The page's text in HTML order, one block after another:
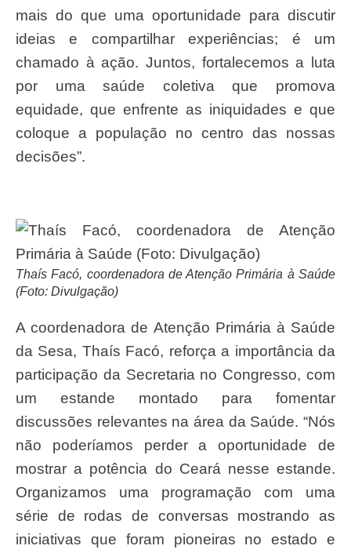
mais do que uma oportunidade para discutir
ideias e compartilhar experiências; é um
chamado à ação. Juntos, fortalecemos a luta
por uma saúde coletiva que promova
equidade, que enfrente as iniquidades e que
coloque a população no centro das nossas
decisões”.
Thaís Facó, coordenadora de Atenção Primária à Saúde
(Foto: Divulgação)
A coordenadora de Atenção Primária à Saúde
da Sesa, Thaís Facó, reforça a importância da
participação da Secretaria no Congresso, com
um estande montado para fomentar
discussões relevantes na área da Saúde. “Nós
não poderíamos perder a oportunidade de
mostrar a potência do Ceará nesse estande.
Organizamos uma programação com uma
série de rodas de conversas mostrando as
iniciativas que foram pioneiras no estado e